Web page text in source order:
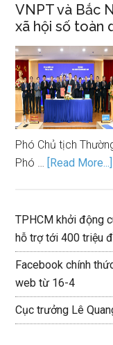
VNPT và Bắc
xã hội số toàn
Phó Chủ tịch
Phó … [Read More...]
TPHCM khởi động
hỗ trợ tới 400 triệu
Facebook chính
web từ 16-4
Cục trưởng Lê